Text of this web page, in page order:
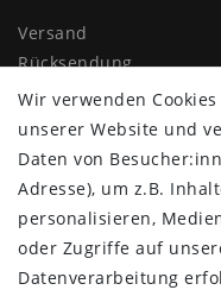
Versand
Rücksendung
Widerrufs­recht
Impressum
Daten­schutz­erklärung
AGB
Kontakt
ZAHLUNG &
Wir verwenden
unserer Website und
Daten von
Adresse), um z.B.
personalisieren,
oder Zugriffe auf
Datenverarbeitung